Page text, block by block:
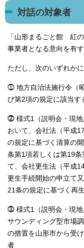
対話の対象者
「山形まるごと館 紅
事業者となる意向を有
ただし、次のいずれか
⓵ 地方自治法施行令（
び第2項の規定に該当す
⓶ 様式1（説明会・現地
おいて、会社法（平成
の規定に基づく清算の
条第1項若しくは第19
て、会社更生法（平成
更生手続開始の申立て
21条の規定に基づく再
⓷ 様式1（説明会・現地
サウンディング型市場
の措置を山形市から受
者